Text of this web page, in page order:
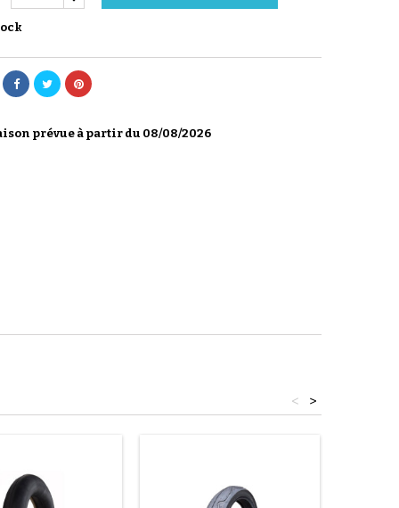
prévue à partir du 08/08/2026
>
<